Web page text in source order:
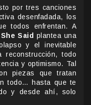
por tres canciones
desenfadada, los
todos enfrentan. A
Said plantea una
y el inevitable
todo
y optimismo. Tal
piezas que tratan
todo… hasta que te
y desde ahí, solo